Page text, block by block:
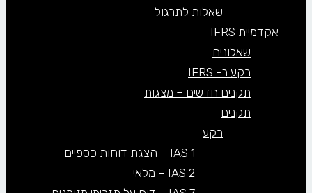
שאלות לתרגול
אקדמיית IFRS
שאלונים
רקע ב- IFRS
תקנים חדשים – מצגות
תקנים
רקע
IAS 1 – הצגת דוחות כספיים
IAS 2 – מלאי